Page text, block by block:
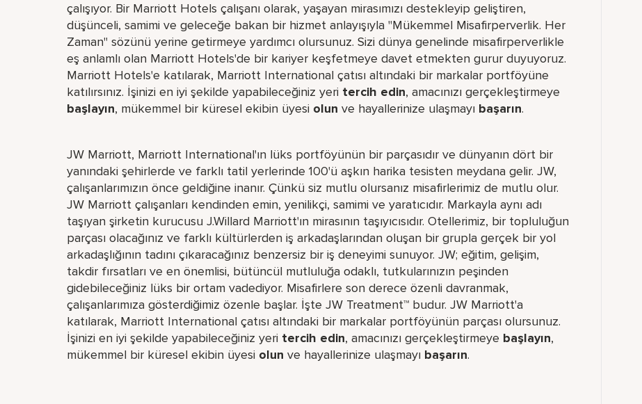
çalışıyor. Bir Marriott Hotels çalışanı olarak, yaşayan mirasımızı destekleyip geliştiren,
düşünceli, samimi ve geleceğe bakan bir hizmet anlayışıyla "Mükemmel Misafirperverlik. Her
Zaman" sözünü yerine getirmeye yardımcı olursunuz. Sizi dünya genelinde misafirperverlikle
eş anlamlı olan Marriott Hotels'de bir kariyer keşfetmeye davet etmekten gurur duyuyoruz.
Marriott Hotels'e katılarak, Marriott International çatısı altındaki bir markalar portföyüne
katılırsınız. İşinizi en iyi şekilde yapabileceğiniz yeri​ tercih edin, amacınızı gerçekleştirmeye
başlayın, mükemmel bir küresel​ ekibin üyesi olun ve hayallerinize ulaşmayı başarın.
JW Marriott, Marriott International'ın lüks portföyünün bir parçasıdır ve dünyanın dört bir
yanındaki şehirlerde ve farklı tatil yerlerinde 100'ü aşkın harika tesisten meydana gelir. JW,
çalışanlarımızın önce geldiğine inanır. Çünkü siz mutlu olursanız misafirlerimiz de mutlu olur.
JW Marriott çalışanları kendinden emin, yenilikçi, samimi ve yaratıcıdır. Markayla aynı adı
taşıyan şirketin kurucusu J.Willard Marriott'ın mirasının taşıyıcısıdır. Otellerimiz, bir topluluğun
parçası olacağınız ve farklı kültürlerden iş arkadaşlarından oluşan bir grupla gerçek bir yol
arkadaşlığının tadını çıkaracağınız benzersiz bir iş deneyimi sunuyor. JW; eğitim, gelişim,
takdir fırsatları ve en önemlisi, bütüncül mutluluğa odaklı, tutkularınızın peşinden
gidebileceğiniz lüks bir ortam vadediyor. Misafirlere son derece özenli davranmak,
çalışanlarımıza gösterdiğimiz özenle başlar. İşte JW Treatment™ budur. JW Marriott'a
katılarak, Marriott International çatısı altındaki bir markalar portföyünün parçası olursunuz.
İşinizi en iyi şekilde yapabileceğiniz yeri​ tercih edin, amacınızı gerçekleştirmeye başlayın,
mükemmel bir küresel​ ekibin üyesi olun ve hayallerinize ulaşmayı başarın.